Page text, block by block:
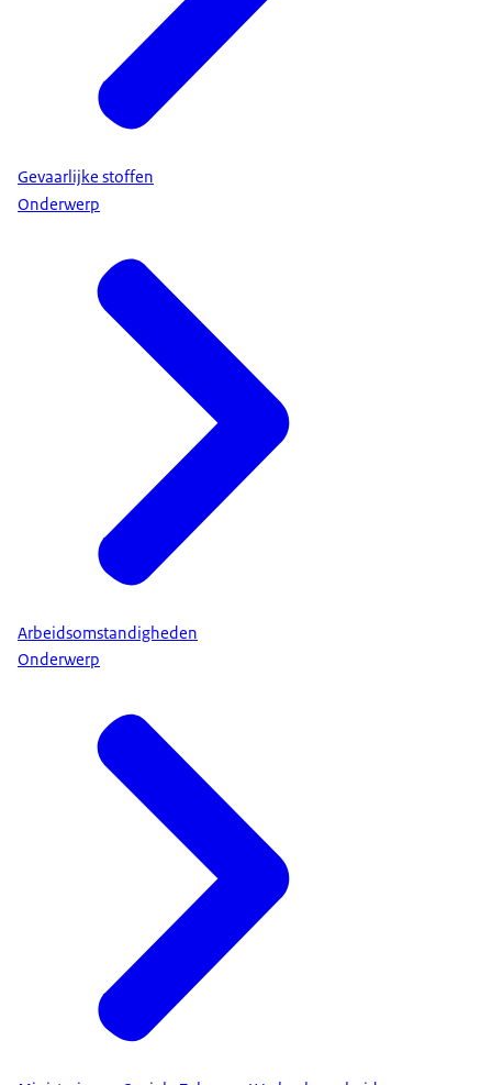
Gevaarlijke stoffen
Onderwerp
Arbeidsomstandigheden
Onderwerp